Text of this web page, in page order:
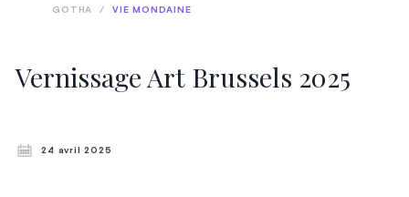
Vernissage Art Brussels 2025
GOTHA / VIE MONDAINE
24 avril 2025